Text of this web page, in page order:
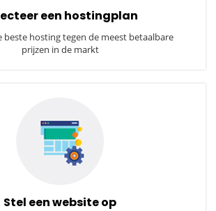
een hostingplan
beste hosting tegen de meest betaalbare
prijzen in de markt
Stel een website op